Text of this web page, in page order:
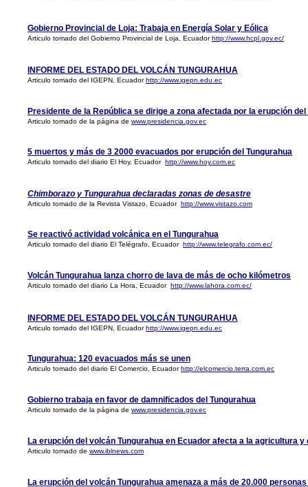
La erupción del volcán Tungurahua amenaza a más de 20.000
La erupción del volcán Tungurahua en Ecuador afecta a la agricultura y
Articulo tomado de www.iblnews.com
Gobierno trabaja en favor de damnificados del Tungurahua
Articulo tomado de la página de www.presidencia.gov.ec
Tungurahua: 120 evacuados más se unen
Articulo tomado del diario El Comercio, Ecuadorhttp://elcomercio.terra.com.ec
INFORME DEL ESTADO DEL VOLCÁN TUNGURAHUA
Articulo tomado del IGEPN, Ecuadorhttp://www.igepn.edu.ec
INFORME DEL ESTADO DEL VOLCÁN TUNGURAHUA
Articulo tomado del IGEPN, Ecuadorhttp://www.igepn.edu.ec
5 muertos y más de 3 2000 evacuados por erupción del Tungurahua
Articulo tomado del diario El Hoy, Ecuador http://www.hoy.com.ec
Chimborazo y Tungurahua declaradas zonas de desastre
Articulo tomado de la Revista Vistazo, Ecuador http://www.vistazo.com
Se reactivó actividad volcánica en el Tungurahua
Articulo tomado del diario El Telégrafo, Ecuador http://www.telegrafo.com.ec/
Volcán Tungurahua lanza chorro de lava de más de ocho kilómetros
Articulo tomado del diario La Hora, Ecuador http://www.lahora.com.ec/
Presidente de la República se dirige a zona afectada por la erupción
Articulo tomado de la página de www.presidencia.gov.ec
Gobierno Provincial de Loja: Trabaja en Energía Solar y Eólica
Articulo tomado del Gobierno Provincial de Loja, Ecuadorhttp://www.hcpl.gov.ec/